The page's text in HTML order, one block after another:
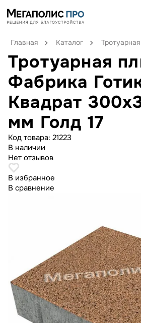
Главная Каталог
Тротуарная
Фабрика
Квадрат
мм Голд 17
Код товара: 21223
В наличии
Нет отзывов
В избранное
В сравнение